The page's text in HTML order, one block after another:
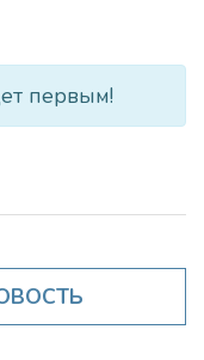
первым!